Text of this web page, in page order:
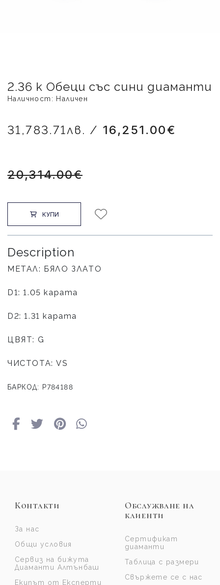
2.36 к Обеци със сини диаманти
Наличност: Наличен
31,783.71лв. / 16,251.00€
20,314.00€
КУПИ
Description
МЕТАЛ: БЯЛО ЗЛАТО
D1: 1.05 карата
D2: 1.31 карата
ЦВЯТ: G
ЧИСТОТА: VS
БАРКОД: P784188
Контакти
За нас
Общи условия
Сервиз на бижута
Диаманти Алтънбаш
Екипът от Експерти
Обслужване на
клиенти
Сертификат
диаманти
Таблица с размери
Свържете се с нас